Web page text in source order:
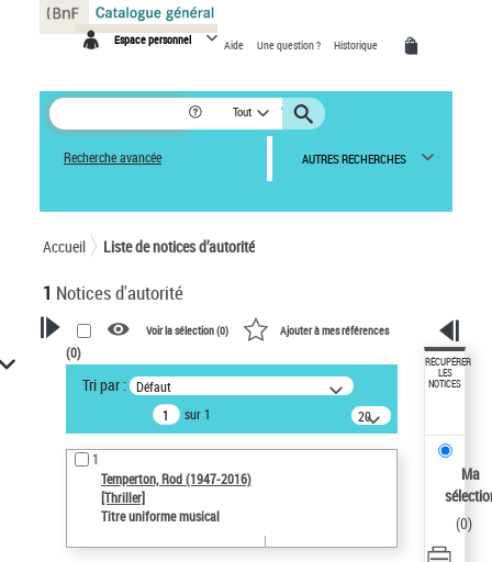
Espace personnel Aide Une question ? Historique
Tout
Recherche avancée AUTRES RECHERCHES
Accueil Liste de notices d’autorité
1 Notices d'autorité
VOTRE RECHERCHE
Recherche avancée dans les
notices d’autorité
Œuvres liées à l'auteur :
Temperton, Rod (1947-2016)
Sauvegarder votre recherche
AFFINER
Voir la sélection (0) Ajouter à mes références
(0)
Tri par : Défaut
sur 1
20
résultats/page
1
Temperton, Rod (1947-2016)
[Thriller]
Titre uniforme musical
RÉCUPÉRER
LES
NOTICES
Ma
(0)
Panneau de gestion des cookies